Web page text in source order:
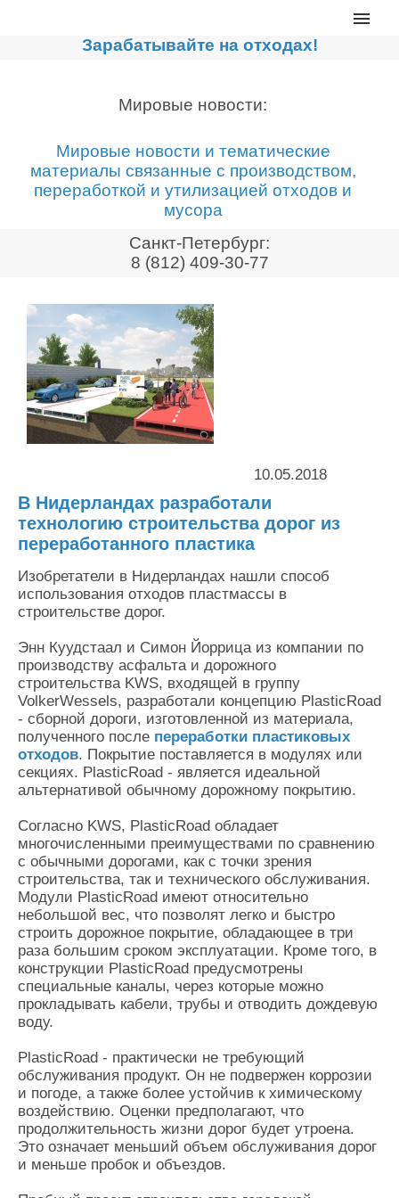
Главная
Сортировочные линии
Дробильное оборудование
Компакторы, контейнеры
Реализованные проекты
Видео
Новости компании
Мировые новости
О нас
Контакты
Оставить заявку
Зарабатывайте на отходах!
Мировые новости:
Мировые новости и тематические
материалы связанные с производством,
переработкой и утилизацией отходов и
мусора
Санкт-Петербург:
8 (812) 409-30-77
10.05.2018
В Нидерландах разработали
технологию строительства дорог из
переработанного пластика
Изобретатели в Нидерландах нашли способ
использования отходов пластмассы в
строительстве дорог.
Энн Куудстаал и Симон Йоррица из компании по
производству асфальта и дорожного
строительства KWS, входящей в группу
VolkerWessels, разработали концепцию PlasticRoad
- сборной дороги, изготовленной из материала,
полученного после переработки пластиковых
отходов. Покрытие поставляется в модулях или
секциях. PlasticRoad - является идеальной
альтернативой обычному дорожному покрытию.
Согласно KWS, PlasticRoad обладает
многочисленными преимуществами по сравнению
с обычными дорогами, как с точки зрения
строительства, так и технического обслуживания.
Модули PlasticRoad имеют относительно
небольшой вес, что позволят легко и быстро
строить дорожное покрытие, обладающее в три
раза большим сроком эксплуатации. Кроме того, в
конструкции PlasticRoad предусмотрены
специальные каналы, через которые можно
прокладывать кабели, трубы и отводить дождевую
воду.
PlasticRoad - практически не требующий
обслуживания продукт. Он не подвержен коррозии
и погоде, а также более устойчив к химическому
воздействию. Оценки предполагают, что
продолжительность жизни дорог будет утроена.
Это означает меньший объем обслуживания дорог
и меньше пробок и объездов.